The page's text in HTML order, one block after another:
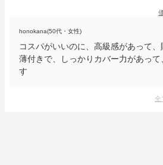
honokana(50代・女性)
コスパがいいのに、高級感があって、
薄付きで、しっかりカバー力があって
す
全